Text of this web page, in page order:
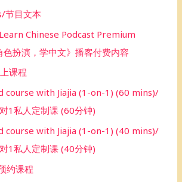
节目文本
Chinese Podcast Premium
扮演，学中文》播客付费内容
课程
course with Jiajia (1-on-1) (60 mins)/
1私人定制课 (60分钟)
course with Jiajia (1-on-1) (40 mins)/
1私人定制课 (40分钟)
约课程